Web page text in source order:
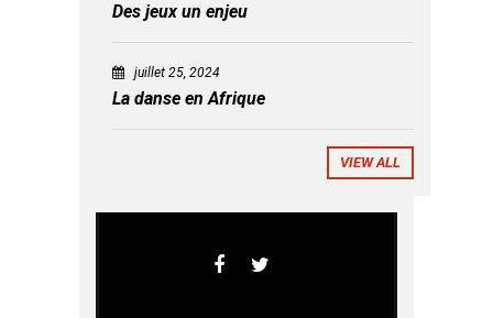
Des jeux un enjeu
juillet 25, 2024
La danse en Afrique
VIEW ALL